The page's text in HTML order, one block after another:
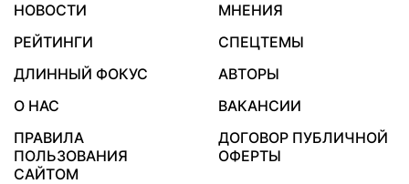
НОВОСТИ
МНЕНИЯ
РЕЙТИНГИ
СПЕЦТЕМЫ
ДЛИННЫЙ ФОКУС
АВТОРЫ
О НАС
ВАКАНСИИ
ПРАВИЛА
ПОЛЬЗОВАНИЯ
САЙТОМ
ДОГОВОР ПУБЛИЧНОЙ
ОФЕРТЫ